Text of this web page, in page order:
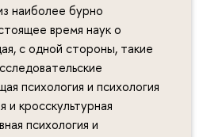
наиболее бурно
время наук о
с одной стороны, такие
психология и психология
и кросскультурная
психология и